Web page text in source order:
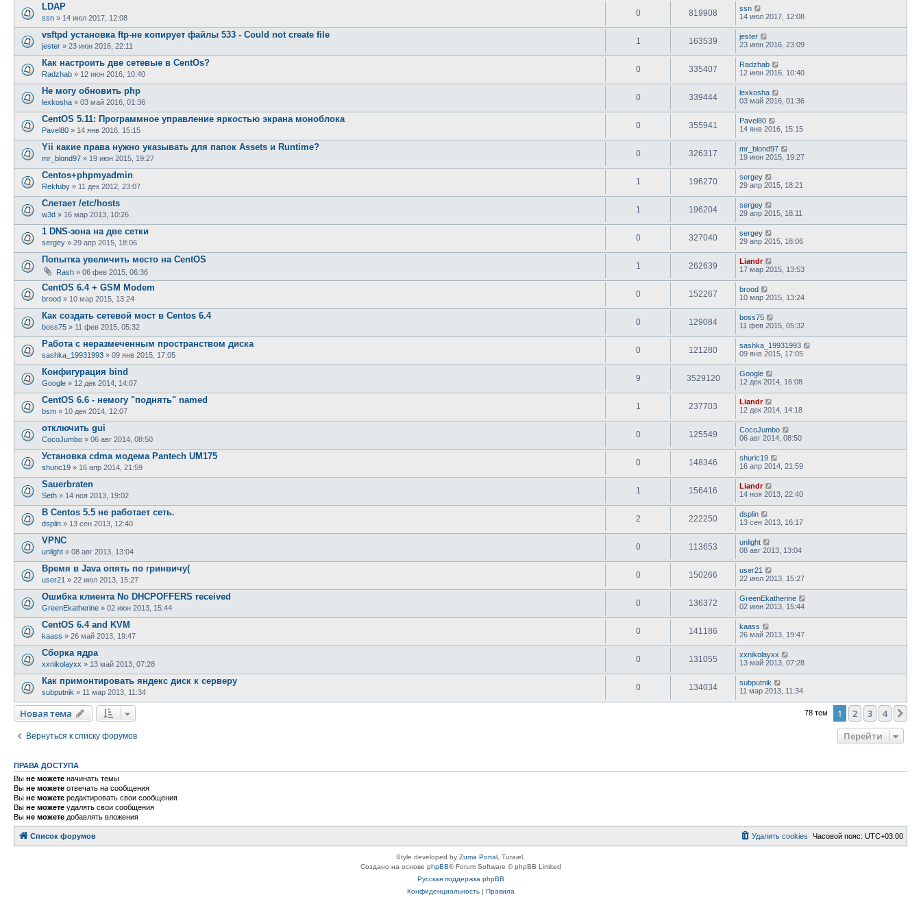
LDAP
ssn » 14 июл 2017, 12:08
0 819908
ssn
14 июл 2017, 12:08
vsftpd установка ftp-не копирует файлы 533 - Could not create file
jester » 23 июн 2016, 22:11
1 163539
jester
23 июн 2016, 23:09
Как настроить две сетевые в CentOs?
Radzhab » 12 июн 2016, 10:40
0 335407
Radzhab
12 июн 2016, 10:40
Не могу обновить php
lexkosha » 03 май 2016, 01:36
0 339444
lexkosha
03 май 2016, 01:36
CentOS 5.11: Программное управление яркостью экрана моноблока
Pavel80 » 14 янв 2016, 15:15
0 355941
Pavel80
14 янв 2016, 15:15
Yii какие права нужно указывать для папок Assets и Runtime?
mr_blond97 » 19 июн 2015, 19:27
0 326317
mr_blond97
19 июн 2015, 19:27
Centos+phpmyadmin
Rekfuby » 11 дек 2012, 23:07
1 196270
sergey
29 апр 2015, 18:21
Слетает /etc/hosts
w3d » 16 мар 2013, 10:26
1 196204
sergey
29 апр 2015, 18:11
1 DNS-зона на две сетки
sergey » 29 апр 2015, 18:06
0 327040
sergey
29 апр 2015, 18:06
Попытка увеличить место на CentOS
Rash » 06 фев 2015, 06:36
1 262639
Liandr
17 мар 2015, 13:53
CentOS 6.4 + GSM Modem
brood » 10 мар 2015, 13:24
0 152267
brood
10 мар 2015, 13:24
Как создать сетевой мост в Centos 6.4
boss75 » 11 фев 2015, 05:32
0 129084
boss75
11 фев 2015, 05:32
Работа с неразмеченным пространством диска
sashka_19931993 » 09 янв 2015, 17:05
0 121280
sashka_19931993
09 янв 2015, 17:05
Конфигурация bind
Google » 12 дек 2014, 14:07
9 3529120
Google
12 дек 2014, 16:08
CentOS 6.6 - немогу "поднять" named
bsm » 10 дек 2014, 12:07
1 237703
Liandr
12 дек 2014, 14:18
отключить gui
CocoJumbo » 06 авг 2014, 08:50
0 125549
CocoJumbo
06 авг 2014, 08:50
Установка cdma модема Pantech UM175
shuric19 » 16 апр 2014, 21:59
0 148346
shuric19
16 апр 2014, 21:59
Sauerbraten
Seth » 14 ноя 2013, 19:02
1 156416
Liandr
14 ноя 2013, 22:40
В Centos 5.5 не работает сеть.
dsplin » 13 сен 2013, 12:40
2 222250
dsplin
13 сен 2013, 16:17
VPNC
unlight » 08 авг 2013, 13:04
0 113653
unlight
08 авг 2013, 13:04
Время в Java опять по гринвичу(
user21 » 22 июл 2013, 15:27
0 150266
user21
22 июл 2013, 15:27
Ошибка клиента No DHCPOFFERS received
GreenEkatherine » 02 июн 2013, 15:44
0 136372
GreenEkatherine
02 июн 2013, 15:44
CentOS 6.4 and KVM
kaass » 26 май 2013, 19:47
0 141186
kaass
26 май 2013, 19:47
Сборка ядра
xxnikolayxx » 13 май 2013, 07:28
0 131055
xxnikolayxx
13 май 2013, 07:28
Как примонтировать яндекс диск к серверу
subputnik » 11 мар 2013, 11:34
0 134034
subputnik
11 мар 2013, 11:34
Новая тема 78 тем 1 2 3 4
Вернуться к списку форумов Перейти
ПРАВА ДОСТУПА
Вы не можете начинать темы
Вы не можете отвечать на сообщения
Вы не можете редактировать свои сообщения
Вы не можете удалять свои сообщения
Вы не можете добавлять вложения
Список форумов Часовой пояс: UTC+03:00
Удалить cookies
Style developed by Zuma Portal , Turaiel,
Создано на основе phpBB® Forum Software © phpBB Limited
Русская поддержка phpBB
Конфиденциальность| Правила